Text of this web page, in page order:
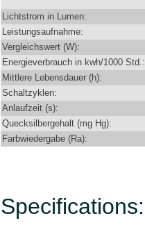
Lichtstrom in Lumen:
Leistungsaufnahme:
Vergleichswert (W):
Energieverbrauch in kwh/1000 Std.:
Mittlere Lebensdauer (h):
Schaltzyklen:
Anlaufzeit (s):
Quecksilbergehalt (mg Hg):
Farbwiedergabe (Ra):
Specifications: